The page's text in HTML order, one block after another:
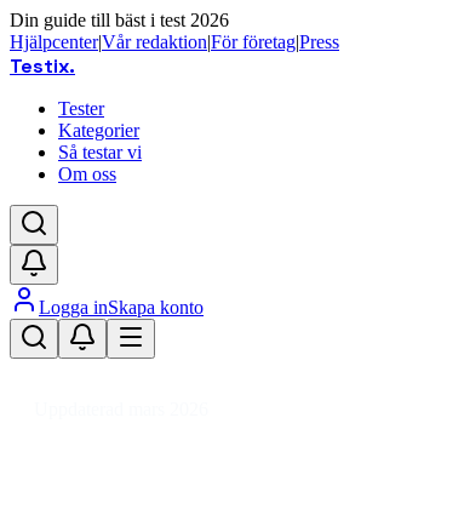
Din guide till bäst i test 2026
Hjälpcenter|Vår redaktion|För företag|Press
Testix.
Tester
Kategorier
Så testar vi
Om oss
Logga inSkapa konto